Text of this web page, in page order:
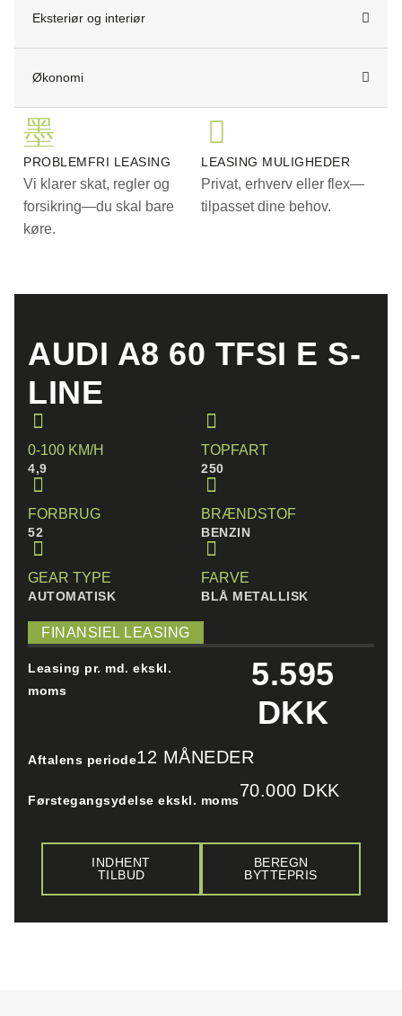
Eksteriør og interiør
Økonomi
PROBLEMFRI LEASING
Vi klarer skat, regler og
forsikring—du skal bare
køre.
LEASING MULIGHEDER
Privat, erhverv eller flex—
tilpasset dine behov.
AUDI A8 60 TFSI E S-
LINE
0-100 KM/H
4,9
TOPFART
250
FORBRUG
52
BRÆNDSTOF
BENZIN
GEAR TYPE
AUTOMATISK
FARVE
BLÅ METALLISK
FINANSIEL LEASING
Leasing pr. md. ekskl.
moms
5.595
DKK
Aftalens periode12 MÅNEDER
Førstegangsydelse ekskl. moms70.000 DKK
INDHENT
TILBUD
BEREGN
BYTTEPRIS